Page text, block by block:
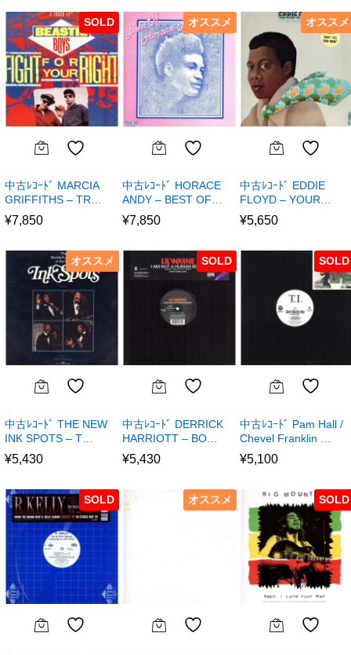
SOLD
中古ﾚｺｰﾄﾞ MARCIA
GRIFFITHS – TR…
¥7,850
オススメ
中古ﾚｺｰﾄﾞ HORACE
ANDY – BEST OF…
¥7,850
オススメ
中古ﾚｺｰﾄﾞ EDDIE
FLOYD – YOUR…
¥5,650
オススメ
中古ﾚｺｰﾄﾞ THE NEW
INK SPOTS – T…
¥5,430
SOLD
中古ﾚｺｰﾄﾞ DERRICK
HARRIOTT – BO…
¥5,430
SOLD
中古ﾚｺｰﾄﾞ Pam Hall /
Chevel Franklin …
¥5,100
SOLD オススメ SOLD